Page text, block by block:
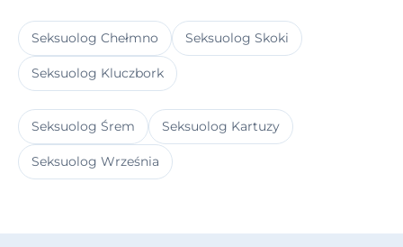
Seksuolog Chełmno Seksuolog Skoki
Seksuolog Kluczbork
Seksuolog Śrem Seksuolog Kartuzy
Seksuolog Września